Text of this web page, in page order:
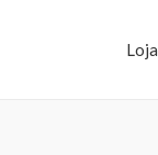
Loja